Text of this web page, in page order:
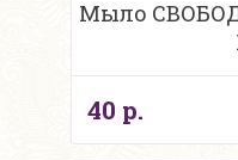
Мыло
40 р.